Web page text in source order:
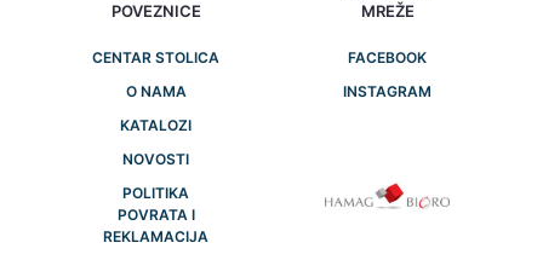
POVEZNICE
CENTAR STOLICA
O NAMA
KATALOZI
NOVOSTI
POLITIKA
POVRATA I
REKLAMACIJA
MREŽE
FACEBOOK
INSTAGRAM